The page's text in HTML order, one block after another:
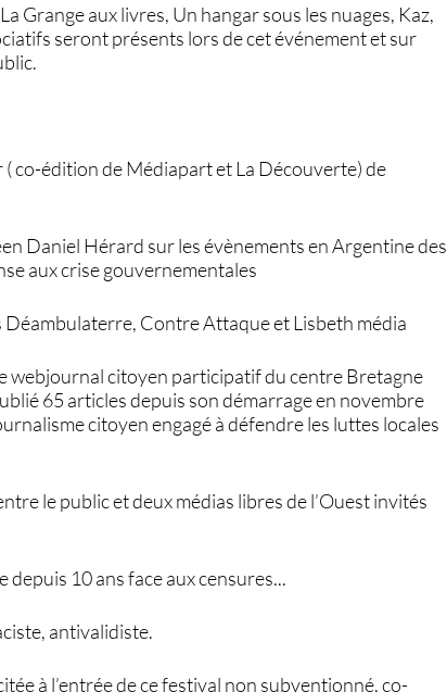
Grange aux livres, Un hangar sous les nuages, Kaz,
seront présents lors de cet événement et sur
co-édition de Médiapart et La Découverte) de
Daniel Hérard sur les évènements en Argentine des
aux crise gouvernementales
Contre Attaque et Lisbeth média
webjournal citoyen participatif du centre Bretagne
65 articles depuis son démarrage en novembre
citoyen engagé à défendre les luttes locales
le public et deux médias libres de l’Ouest invités
10 ans face aux censures...
antivalidiste.
à l’entrée de ce festival non subventionné, co-